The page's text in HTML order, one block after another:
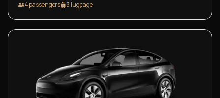
4 passengers 3 luggage